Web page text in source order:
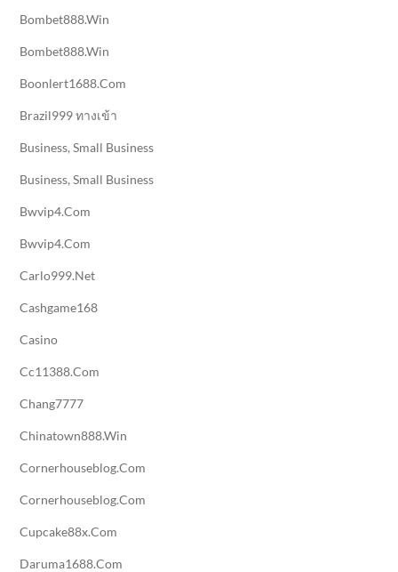
Bombet888.win
Bombet888.win
Boonlert1688.com
Brazil999 ทางเข้า
Business, Small Business
Business, Small Business
Bwvip4.com
Bwvip4.com
Carlo999.net
Cashgame168
Casino
Cc11388.com
Chang7777
Chinatown888.win
Cornerhouseblog.com
Cornerhouseblog.com
Cupcake88x.com
Daruma1688.com